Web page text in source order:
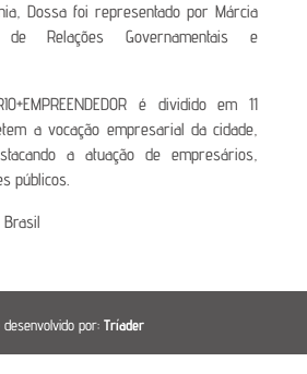
Dossa foi representado por Márcia
Relações Governamentais e
é dividido em 11
a vocação empresarial da cidade,
a atuação de empresários,
públicos.
Brasil
desenvolvido por:Tríader